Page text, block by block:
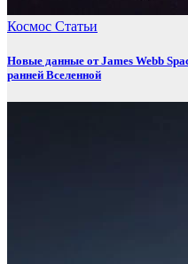
Космос Статьи
Новые данные от James Webb
ранней Вселенной